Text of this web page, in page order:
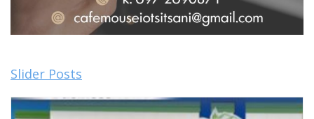
Slider Posts